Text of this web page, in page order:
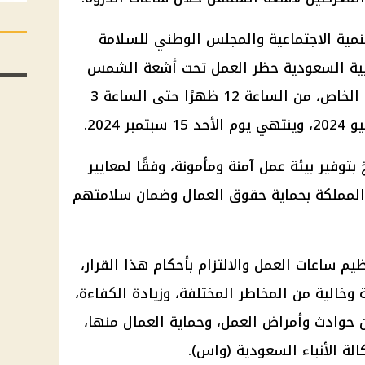
الاجتماعية والمجلس الوطني للسلامة
السعودية حظر العمل تحت أشعة الشمس
المباشرة في جميع منشآت القطاع الخاص، من الساعة 12 ظهرًا حتى الساعة 3
بتوفير بيئة عمل آمنة ومأمونة، وفقًا لمعايير
المملكة بحماية حقوق العمال وضمان سلامتهم
ساعات العمل والالتزام بأحكام هذا القرار،
من المخاطر المختلفة، وزيادة الكفاءة،
حوادث وأمراض العمل، وحماية العمال منها،
الأنباء السعودية (واس).